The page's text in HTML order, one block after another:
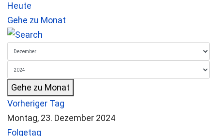
Heute
Gehe zu Monat
Gehe zu Monat
Vorheriger Tag
Montag, 23. Dezember 2024
Folgetag